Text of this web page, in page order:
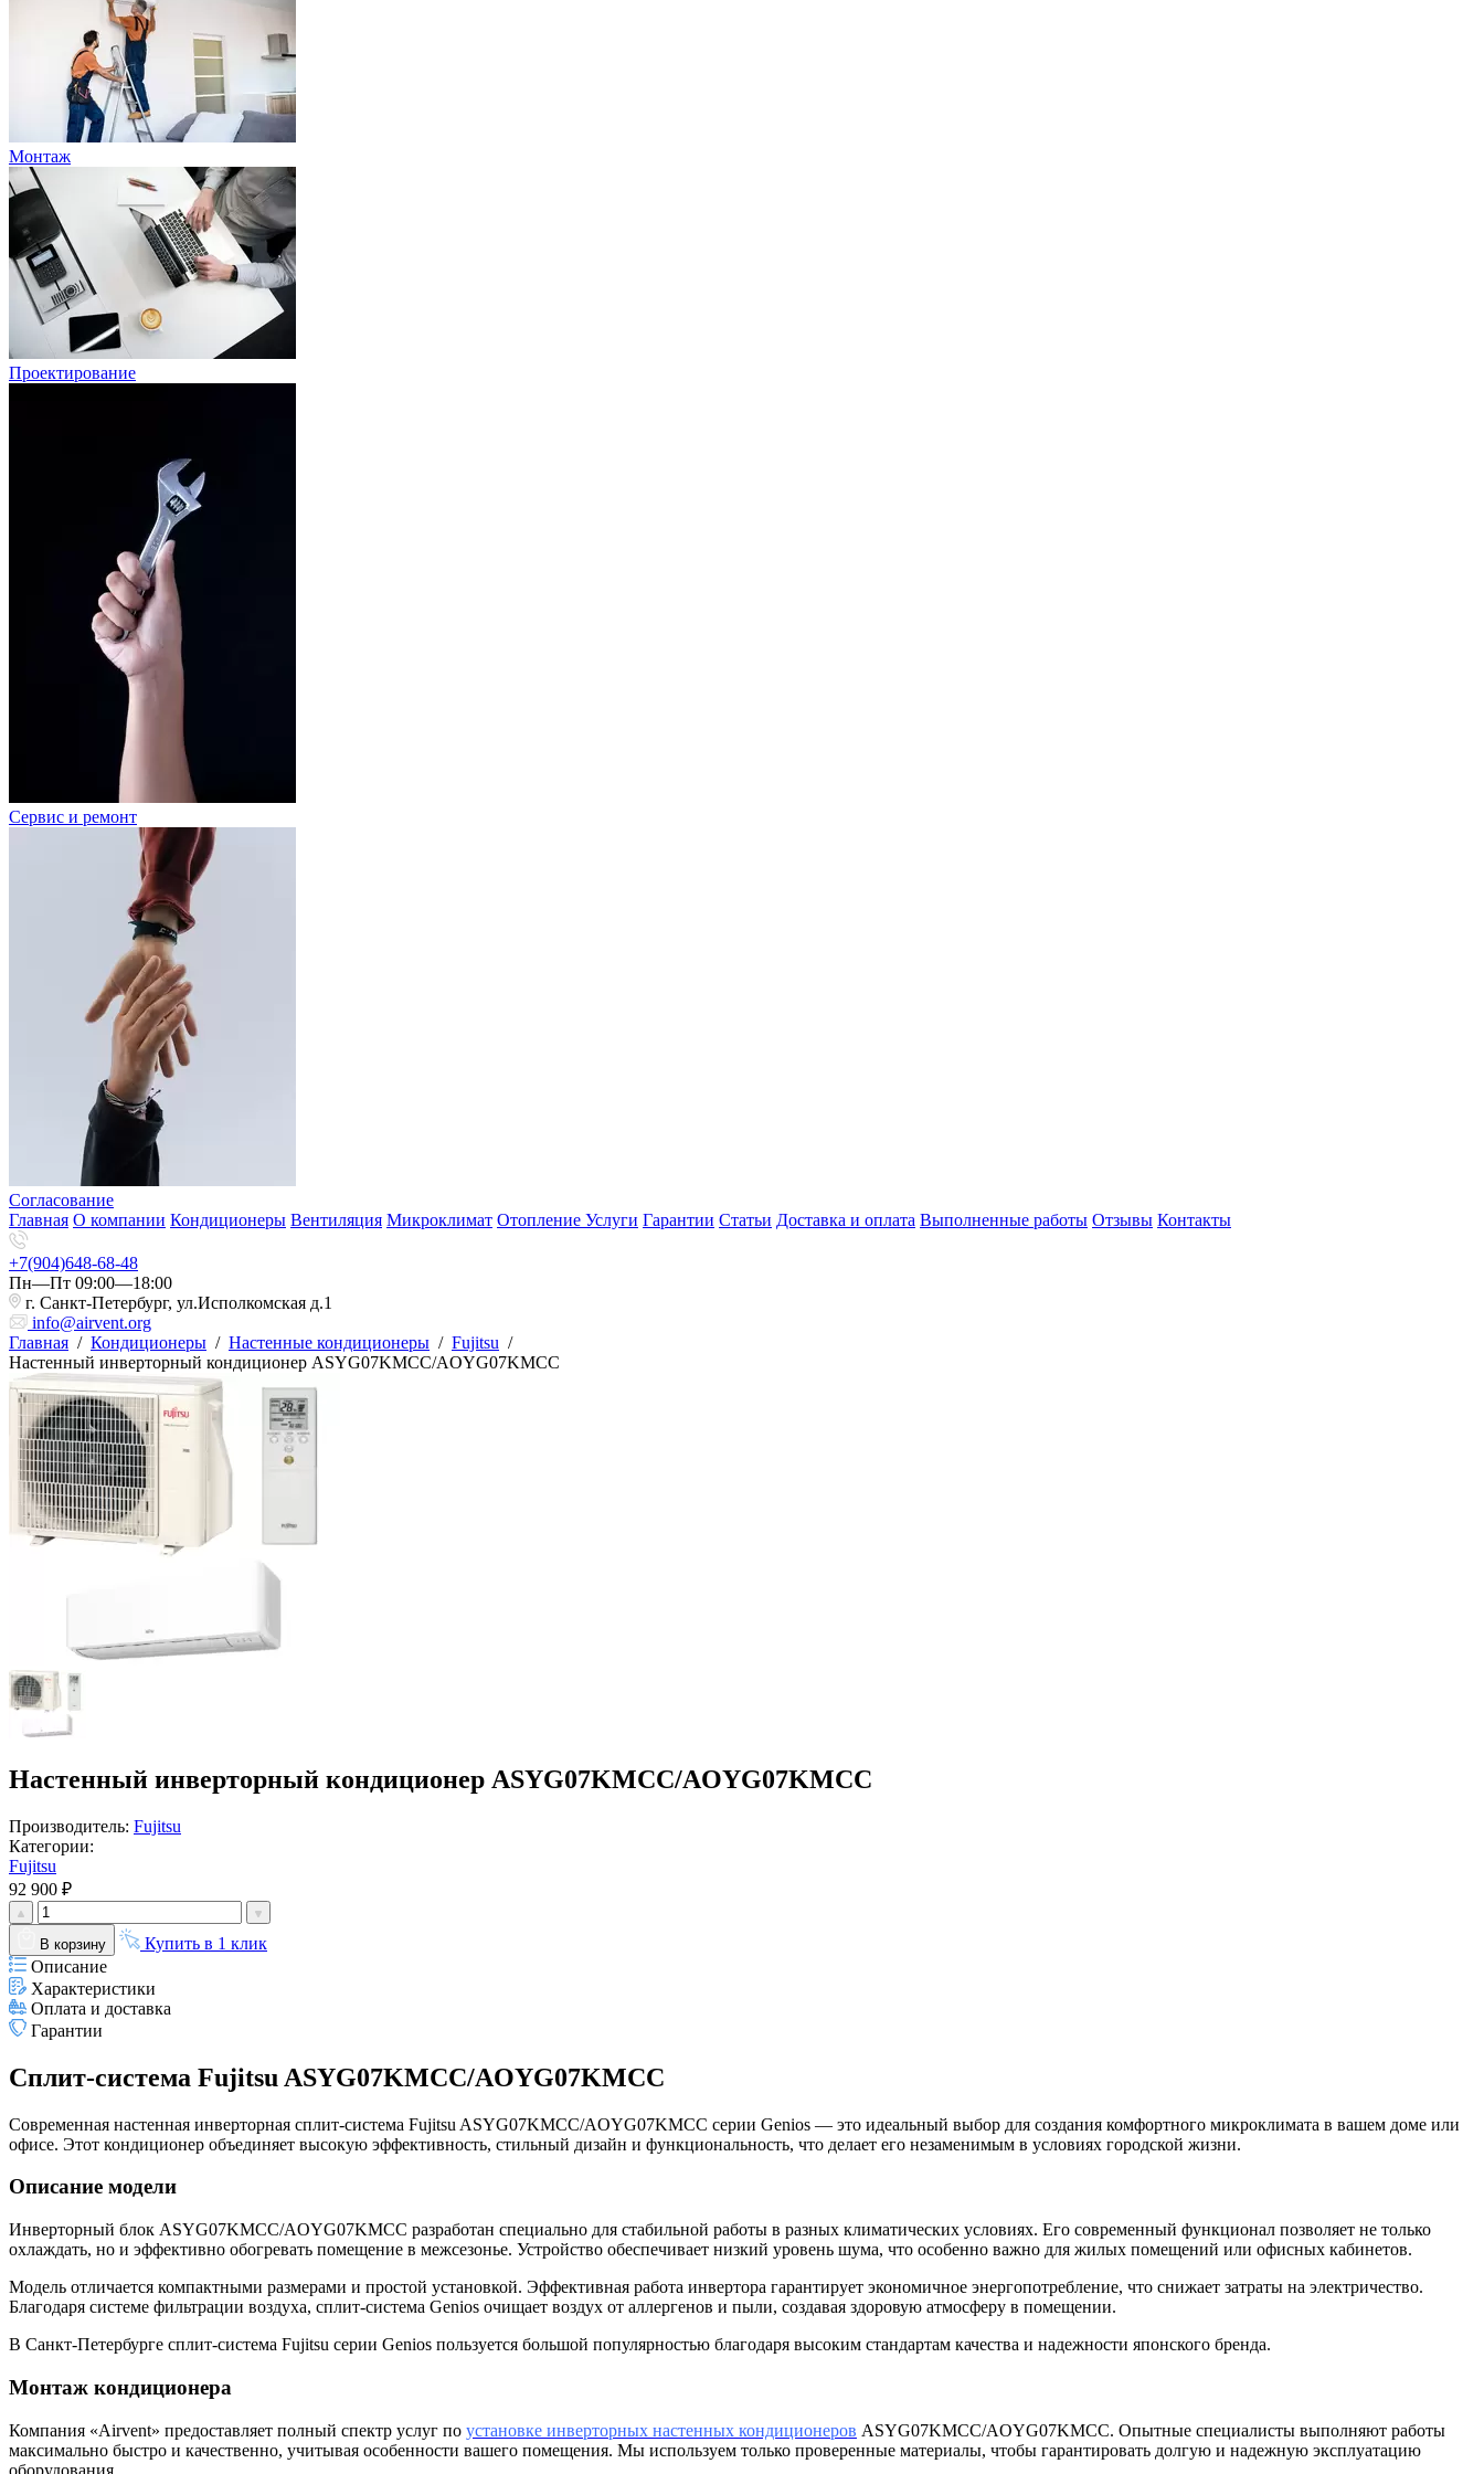
Монтаж
Проектирование
Сервис и ремонт
Согласование
Главная О компании Кондиционеры Вентиляция Микроклимат Отопление Услуги Гарантии Статьи Доставка и оплата Выполненные работы Отзывы Контакты
+7(904)648-68-48
Пн—Пт 09:00—18:00
г. Санкт-Петербург, ул.Исполкомская д.1
info@airvent.org
Главная / Кондиционеры / Настенные кондиционеры / Fujitsu /
Настенный инверторный кондиционер ASYG07KMCC/AOYG07KMCC
Настенный инверторный кондиционер ASYG07KMCC/AOYG07KMCC
Производитель: Fujitsu
Категории:
Fujitsu
92 900 ₽
В корзину
Купить в 1 клик
Описание
Характеристики
Оплата и доставка
Гарантии
Сплит-система Fujitsu ASYG07KMCC/AOYG07KMCC
Современная настенная инверторная сплит-система Fujitsu ASYG07KMCC/AOYG07KMCC серии Genios — это идеальный выбор для создания комфортного микроклимата в вашем доме или
офисе. Этот кондиционер объединяет высокую эффективность, стильный дизайн и функциональность, что делает его незаменимым в условиях городской жизни.
Описание модели
Инверторный блок ASYG07KMCC/AOYG07KMCC разработан специально для стабильной работы в разных климатических условиях. Его современный функционал позволяет не только
охлаждать, но и эффективно обогревать помещение в межсезонье. Устройство обеспечивает низкий уровень шума, что особенно важно для жилых помещений или офисных кабинетов.
Модель отличается компактными размерами и простой установкой. Эффективная работа инвертора гарантирует экономичное энергопотребление, что снижает затраты на электричество.
Благодаря системе фильтрации воздуха, сплит-система Genios очищает воздух от аллергенов и пыли, создавая здоровую атмосферу в помещении.
В Санкт-Петербурге сплит-система Fujitsu серии Genios пользуется большой популярностью благодаря высоким стандартам качества и надежности японского бренда.
Монтаж кондиционера
Компания «Airvent» предоставляет полный спектр услуг по установке инверторных настенных кондиционеров ASYG07KMCC/AOYG07KMCC. Опытные специалисты выполняют работы
максимально быстро и качественно, учитывая особенности вашего помещения. Мы используем только проверенные материалы, чтобы гарантировать долгую и надежную эксплуатацию
оборудования.